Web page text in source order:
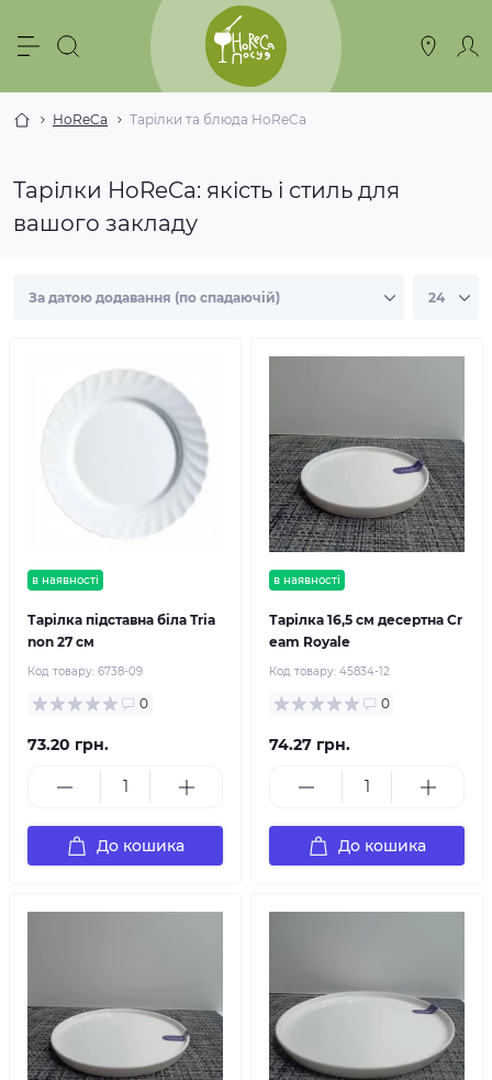
HoReCa Тарілки та блюда HoReCa
Тарілки HoReCa: якість і стиль для
вашого закладу
в наявності
Тарілка підставна біла Tria
non 27 см
Код товару: 6738-09
0
73.20 грн.
До кошика
в наявності
Тарілка 16,5 см десертна Cr
eam Royale
Код товару: 45834-12
0
74.27 грн.
До кошика